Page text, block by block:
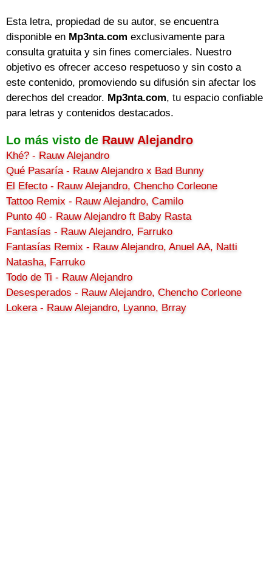
Esta letra, propiedad de su autor, se encuentra
disponible en Mp3nta.com exclusivamente para
consulta gratuita y sin fines comerciales. Nuestro
objetivo es ofrecer acceso respetuoso y sin costo a
este contenido, promoviendo su difusión sin afectar los
derechos del creador. Mp3nta.com, tu espacio confiable
para letras y contenidos destacados.
Lo más visto de Rauw Alejandro
Khé? - Rauw Alejandro
Qué Pasaría - Rauw Alejandro x Bad Bunny
El Efecto - Rauw Alejandro, Chencho Corleone
Tattoo Remix - Rauw Alejandro, Camilo
Punto 40 - Rauw Alejandro ft Baby Rasta
Fantasías - Rauw Alejandro, Farruko
Fantasías Remix - Rauw Alejandro, Anuel AA, Natti
Natasha, Farruko
Todo de Ti - Rauw Alejandro
Desesperados - Rauw Alejandro, Chencho Corleone
Lokera - Rauw Alejandro, Lyanno, Brray